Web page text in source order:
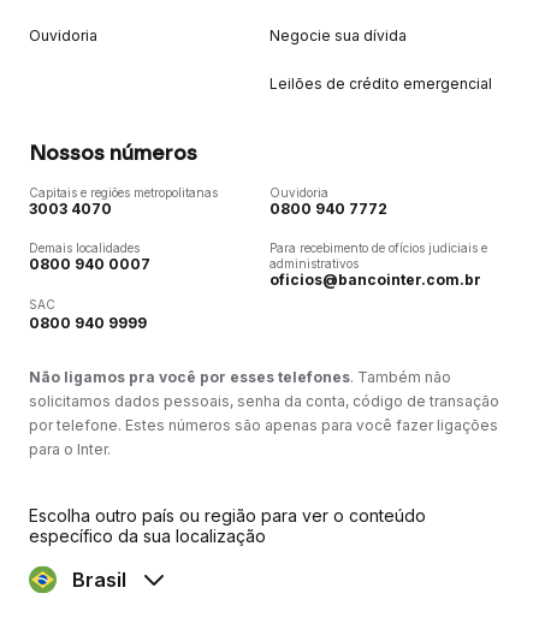
Ouvidoria Negocie sua dívida
Leilões de crédito emergencial
Nossos números
Capitais e regiões metropolitanas
3003 4070
Demais localidades
0800 940 0007
SAC
0800 940 9999
Ouvidoria
0800 940 7772
Para recebimento de ofícios judiciais e
administrativos
oficios@bancointer.com.br
Não ligamos pra você por esses telefones. Também não
solicitamos dados pessoais, senha da conta, código de transação
por telefone. Estes números são apenas para você fazer ligações
para o Inter.
Escolha outro país ou região para ver o conteúdo
específico da sua localização
Brasil